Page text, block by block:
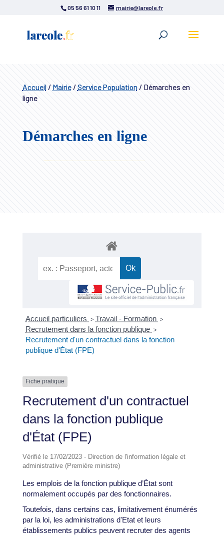
05 56 61 10 11 mairie@lareole.fr
Accueil/ Mairie/Service Population/Démarches en
ligne
Démarches en ligne
Accueil particuliers > Travail - Formation >
Recrutement dans la fonction publique >
Recrutement d'un contractuel dans la fonction
publique d'État (FPE)
Fiche pratique
Recrutement d'un contractuel
dans la fonction publique
d'État (FPE)
Vérifié le 17/02/2023 - Direction de l'information légale et
administrative (Première ministre)
Les emplois de la fonction publique d’État sont
normalement occupés par des fonctionnaires.
Toutefois, dans certains cas, limitativement énumérés
par la loi, les administrations d'Etat et leurs
établissements publics peuvent recruter des agents